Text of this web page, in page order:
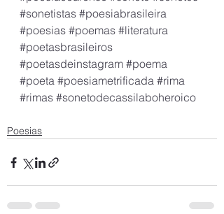
#sonetistas #poesiabrasileira
#poesias #poemas #literatura
#poetasbrasileiros
#poetasdeinstagram #poema
#poeta #poesiametrificada #rima
#rimas #sonetodecassilaboheroico
Poesias